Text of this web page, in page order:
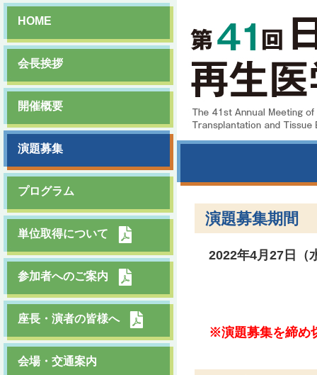
HOME
会長挨拶
開催概要
演題募集
プログラム
単位取得について
参加者へのご案内
座長・演者の皆様へ
会場・交通案内
演題募集期間
2022年4月27日（
※演題募集を締め